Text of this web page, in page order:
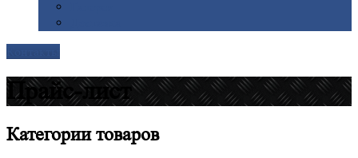
Прайс-лист
Категориитоваров